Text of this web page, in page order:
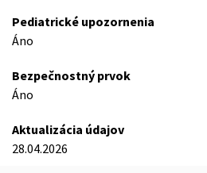
Pediatrické upozornenia
Áno
Bezpečnostný prvok
Áno
Aktualizácia údajov
28.04.2026